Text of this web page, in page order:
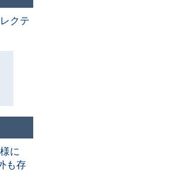
クテ
に
も存